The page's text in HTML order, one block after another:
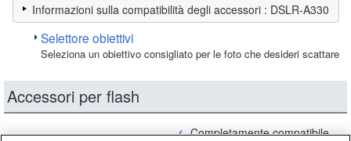
Informazioni sulla compatibilità degli accessori : DSLR-A330
Selettore obiettivi
Seleziona un obiettivo consigliato per le foto che desideri scattare
Accessori per flash
Completamente compatibile